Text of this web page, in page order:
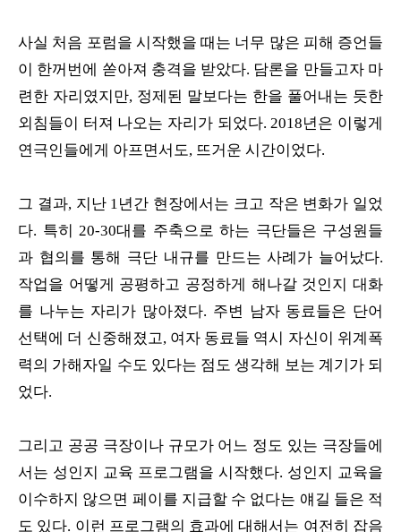
사실 처음 포럼을 시작했을 때는 너무 많은 피해 증언들
이 한꺼번에 쏟아져 충격을 받았다. 담론을 만들고자 마
련한 자리였지만, 정제된 말보다는 한을 풀어내는 듯한
외침들이 터져 나오는 자리가 되었다. 2018년은 이렇게
연극인들에게 아프면서도, 뜨거운 시간이었다.
그 결과, 지난 1년간 현장에서는 크고 작은 변화가 일었
다. 특히 20-30대를 주축으로 하는 극단들은 구성원들
과 협의를 통해 극단 내규를 만드는 사례가 늘어났다.
작업을 어떻게 공평하고 공정하게 해나갈 것인지 대화
를 나누는 자리가 많아졌다. 주변 남자 동료들은 단어
선택에 더 신중해졌고, 여자 동료들 역시 자신이 위계폭
력의 가해자일 수도 있다는 점도 생각해 보는 계기가 되
었다.
그리고 공공 극장이나 규모가 어느 정도 있는 극장들에
서는 성인지 교육 프로그램을 시작했다. 성인지 교육을
이수하지 않으면 페이를 지급할 수 없다는 얘길 들은 적
도 있다. 이런 프로그램의 효과에 대해서는 여전히 잡음